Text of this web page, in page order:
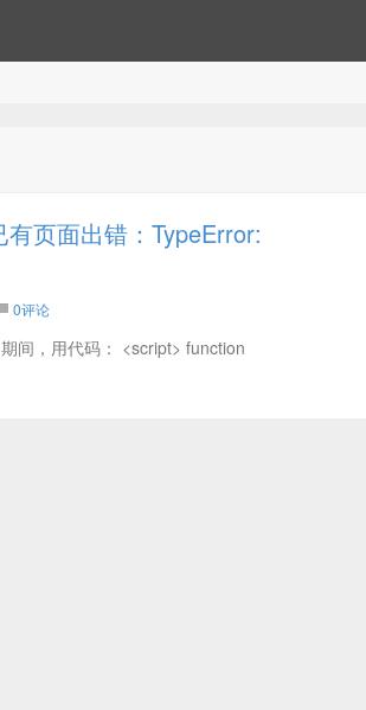
有页面出错：TypeError:
0评论
间，用代码： <script> function